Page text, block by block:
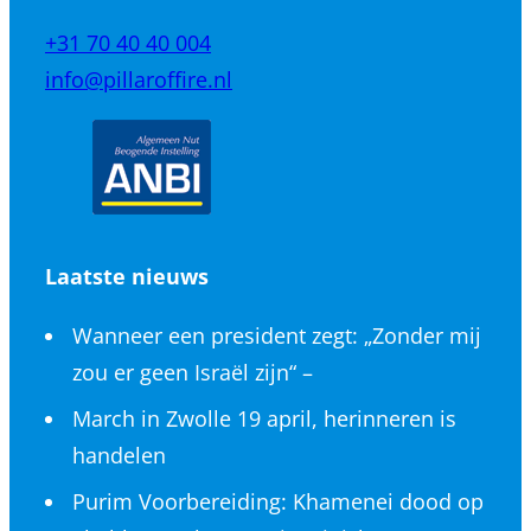
+31 70 40 40 004
info@pillaroffire.nl
Laatste nieuws
Wanneer een president zegt: „Zonder mij
zou er geen Israël zijn“ –
March in Zwolle 19 april, herinneren is
handelen
Purim Voorbereiding: Khamenei dood op